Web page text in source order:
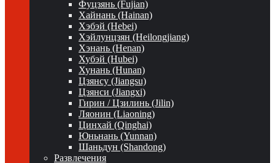
Фуцзянь (Fujian)
Хайнань (Hainan)
Хэбэй (Hebei)
Хэйлунцзян (Heilongjiang)
Хэнань (Henan)
Хубэй (Hubei)
Хунань (Hunan)
Цзянсу (Jiangsu)
Цзянси (Jiangxi)
Гирин / Цзилинь (Jilin)
Ляонин (Liaoning)
Цинхай (Qinghai)
Юньнань (Yunnan)
Шаньдун (Shandong)
Развлечения